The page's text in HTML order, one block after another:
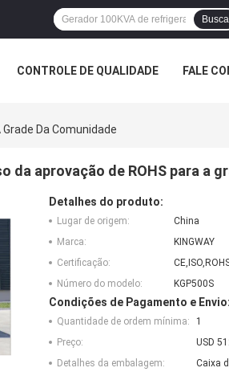
Busca
CONTROLE DE QUALIDADE FALE
Da Comunidade
da aprovação de ROHS para a
Detalhes do produto:
Lugar de origem:
China
Marca:
KINGWAY
Certificação:
Número do modelo:
KGP500S
Condições de Pagamento e Envio:
Quantidade de ordem mínima:
1
Preço:
USD
Detalhes da embalagem:
Caixa